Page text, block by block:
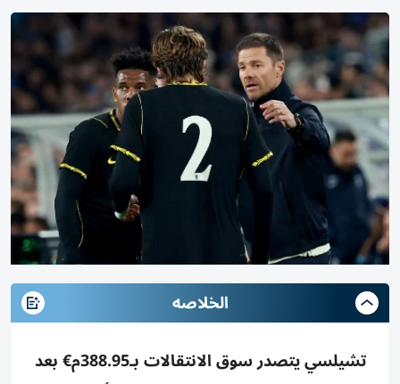
الخلاصه
تشيلسي يتصدر سوق الانتقالات بـ388.95م€ بعد